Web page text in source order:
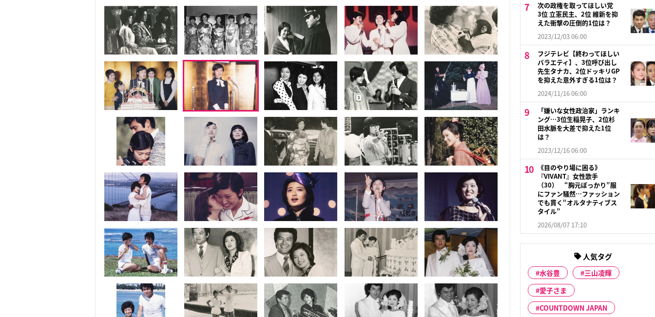
次の政権を取ってほしい党
3位 立憲民主、2位 維新を抑
えた衝撃の圧倒的1位は？
2023/12/03 06:00
フジテレビ【終わってほしい
バラエティ】、3位呼び出し
先生タナカ、2位ドッキリGP
を抑えた意外すぎる1位は？
2024/11/16 06:00
「嫌いな女性政治家」ランキ
ング…3位生稲晃子、2位杉
田水脈を大差で抑えた1位
は？
2023/12/16 06:00
《目のやり場に困る》
『VIVANT』女性歌手
（30） “胸元ぽっかり”服
にファン騒然…ファッション
でも貫く“オルタナティブス
タイル”
2026/08/07 17:10
人気タグ
水谷豊
三山凌輝
愛子さま
COUNTDOWN JAPAN